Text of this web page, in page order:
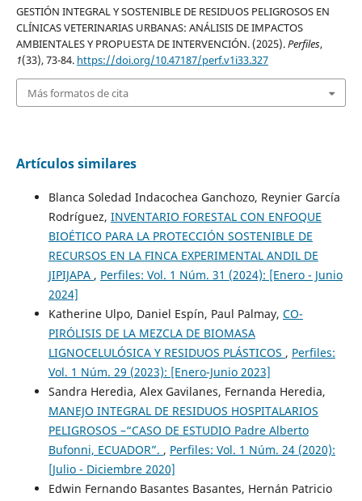
GESTIÓN INTEGRAL Y SOSTENIBLE DE RESIDUOS PELIGROSOS EN
CLÍNICAS VETERINARIAS URBANAS: ANÁLISIS DE IMPACTOS
AMBIENTALES Y PROPUESTA DE INTERVENCIÓN. (2025).Perfiles,
1(33), 73-84. https://doi.org/10.47187/perf.v1i33.327
Más formatos de cita
Artículos similares
Blanca Soledad Indacochea Ganchozo, Reynier García
Rodríguez, INVENTARIO FORESTAL CON ENFOQUE
BIOÉTICO PARA LA PROTECCIÓN SOSTENIBLE DE
RECURSOS EN LA FINCA EXPERIMENTAL ANDIL DE
JIPIJAPA , Perfiles: Vol. 1 Núm. 31 (2024): [Enero - Junio
2024]
Katherine Ulpo, Daniel Espín, Paul Palmay, CO-
PIRÓLISIS DE LA MEZCLA DE BIOMASA
LIGNOCELULÓSICA Y RESIDUOS PLÁSTICOS , Perfiles:
Vol. 1 Núm. 29 (2023): [Enero-Junio 2023]
Sandra Heredia, Alex Gavilanes, Fernanda Heredia,
MANEJO INTEGRAL DE RESIDUOS HOSPITALARIOS
PELIGROSOS –“CASO DE ESTUDIO Padre Alberto
Bufonni, ECUADOR”. , Perfiles: Vol. 1 Núm. 24 (2020):
[Julio - Diciembre 2020]
Edwin Fernando Basantes Basantes, Hernán Patricio